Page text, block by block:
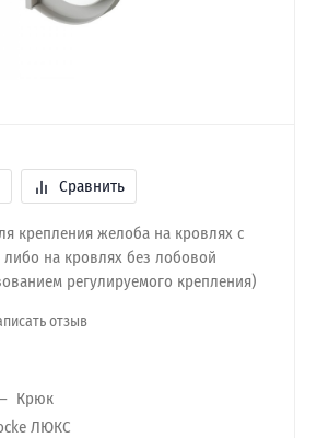
Сравнить
крепления желоба на кровлях с
на кровлях без лобовой
регулируемого крепления)
отзыв
Крюк
ЛЮКС